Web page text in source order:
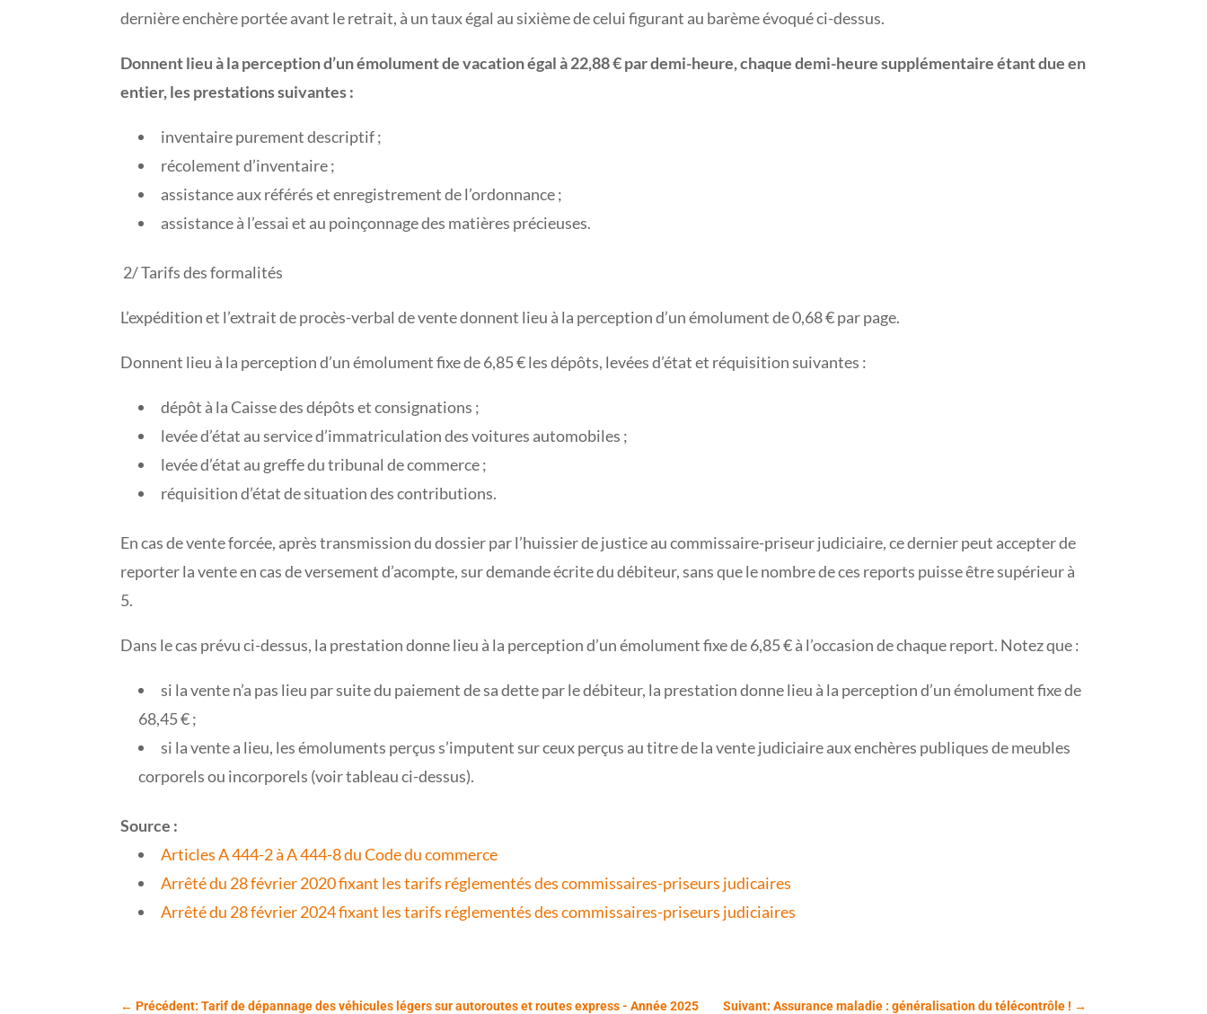
dernière enchère portée avant le retrait, à un taux égal au sixième de celui figurant au barème évoqué ci-dessus.
Donnent lieu à la perception d’un émolument de vacation égal à 22,88 € par demi-heure, chaque demi-heure supplémentaire étant due en
entier, les prestations suivantes :
inventaire purement descriptif ;
récolement d’inventaire ;
assistance aux référés et enregistrement de l’ordonnance ;
assistance à l’essai et au poinçonnage des matières précieuses.
2/ Tarifs des formalités
L’expédition et l’extrait de procès-verbal de vente donnent lieu à la perception d’un émolument de 0,68 € par page.
Donnent lieu à la perception d’un émolument fixe de 6,85 € les dépôts, levées d’état et réquisition suivantes :
dépôt à la Caisse des dépôts et consignations ;
levée d’état au service d’immatriculation des voitures automobiles ;
levée d’état au greffe du tribunal de commerce ;
réquisition d’état de situation des contributions.
En cas de vente forcée, après transmission du dossier par l’huissier de justice au commissaire-priseur judiciaire, ce dernier peut accepter de
reporter la vente en cas de versement d’acompte, sur demande écrite du débiteur, sans que le nombre de ces reports puisse être supérieur à
5.
Dans le cas prévu ci-dessus, la prestation donne lieu à la perception d’un émolument fixe de 6,85 € à l’occasion de chaque report. Notez que :
si la vente n’a pas lieu par suite du paiement de sa dette par le débiteur, la prestation donne lieu à la perception d’un émolument fixe de
68,45 € ;
si la vente a lieu, les émoluments perçus s’imputent sur ceux perçus au titre de la vente judiciaire aux enchères publiques de meubles
corporels ou incorporels (voir tableau ci-dessus).
Source :
Articles A 444-2 à A 444-8 du Code du commerce
Arrêté du 28 février 2020 fixant les tarifs réglementés des commissaires-priseurs judicaires
Arrêté du 28 février 2024 fixant les tarifs réglementés des commissaires-priseurs judiciaires
←Précédent: Tarif de dépannage des véhicules légers sur autoroutes et routes express - Année 2025 Suivant: Assurance maladie : généralisation du télécontrôle ! →